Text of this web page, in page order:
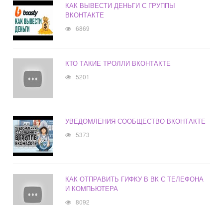
КАК ВЫВЕСТИ ДЕНЬГИ С ГРУППЫ
ВКОНТАКТЕ
6869
КТО ТАКИЕ ТРОЛЛИ ВКОНТАКТЕ
5201
УВЕДОМЛЕНИЯ СООБЩЕСТВО ВКОНТАКТЕ
5373
КАК ОТПРАВИТЬ ГИФКУ В ВК С ТЕЛЕФОНА
И КОМПЬЮТЕРА
8092